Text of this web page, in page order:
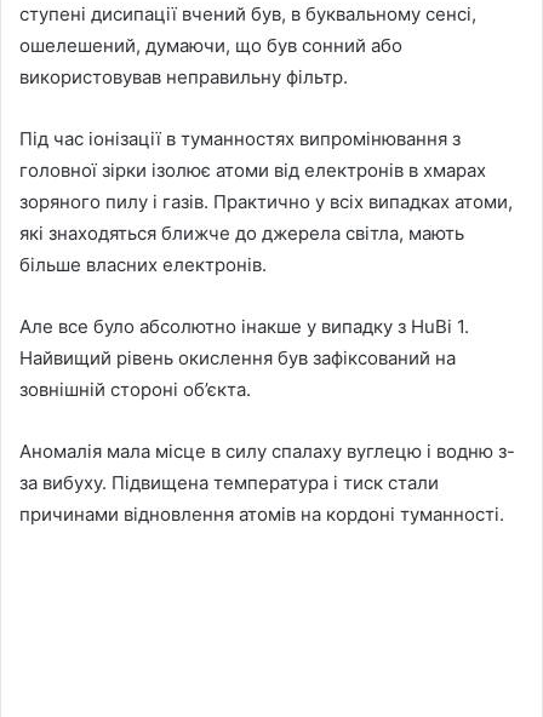
ступені дисипації вчений був, в буквальному сенсі,
ошелешений, думаючи, що був сонний або
використовував неправильну фільтр.
Під час іонізації в туманностях випромінювання з
головної зірки ізолює атоми від електронів в хмарах
зоряного пилу і газів. Практично у всіх випадках атоми,
які знаходяться ближче до джерела світла, мають
більше власних електронів.
Але все було абсолютно інакше у випадку з HuBi 1.
Найвищий рівень окислення був зафіксований на
зовнішній стороні об’єкта.
Аномалія мала місце в силу спалаху вуглецю і водню з-
за вибуху. Підвищена температура і тиск стали
причинами відновлення атомів на кордоні туманності.